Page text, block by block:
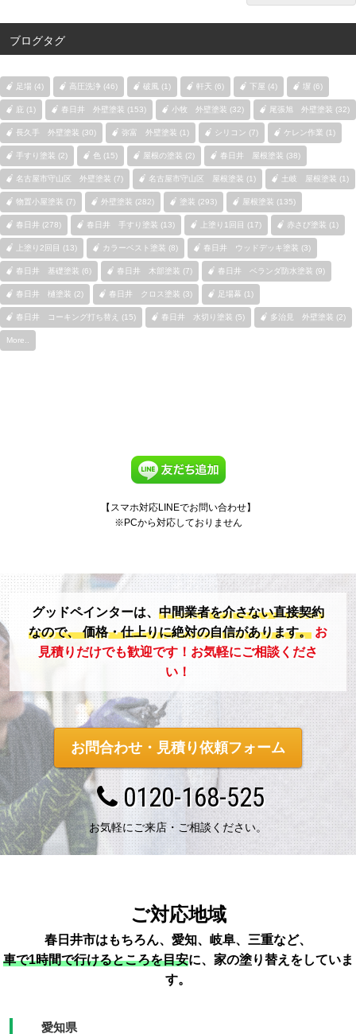
ブログタグ
足場 (4) 高圧洗浄 (46) 破風 (1) 軒天 (6) 下屋 (4) 塀 (6)
庇 (1) 春日井 外壁塗装 (153) 小牧 外壁塗装 (32) 尾張旭 外壁塗装 (32)
長久手 外壁塗装 (30) 弥富 外壁塗装 (1) シリコン (7) ケレン作業 (1)
手すり塗装 (2) 色 (15) 屋根の塗装 (2) 春日井 屋根塗装 (38)
名古屋市守山区 外壁塗装 (7) 名古屋市守山区 屋根塗装 (1) 土岐 屋根塗装 (1)
物置小屋塗装 (7) 外壁塗装 (282) 塗装 (293) 屋根塗装 (135)
春日井 (278) 春日井 手すり塗装 (13) 上塗り1回目 (17) 赤さび塗装 (1)
上塗り2回目 (13) カラーベスト塗装 (8) 春日井 ウッドデッキ塗装 (3)
春日井 基礎塗装 (6) 春日井 木部塗装 (7) 春日井 ベランダ防水塗装 (9)
春日井 樋塗装 (2) 春日井 クロス塗装 (3) 足場幕 (1)
春日井 コーキング打ち替え (15) 春日井 水切り塗装 (5) 多治見 外壁塗装 (2)
More..
【スマホ対応LINEでお問い合わせ】
※PCから対応しておりません
グッドペインターは、 中間業者を介さない直接契約
なので、価格・仕上りに絶対の自信があります。 お
見積りだけでも歓迎です！お気軽にご相談くださ
い！
お問合わせ・見積り依頼フォーム
0120-168-525
お気軽にご来店・ご相談ください。
ご対応地域
春日井市はもちろん、愛知、岐阜、三重など、
車で1時間で行けるところを目安に、家の塗り替えをしていま
す。
愛知県